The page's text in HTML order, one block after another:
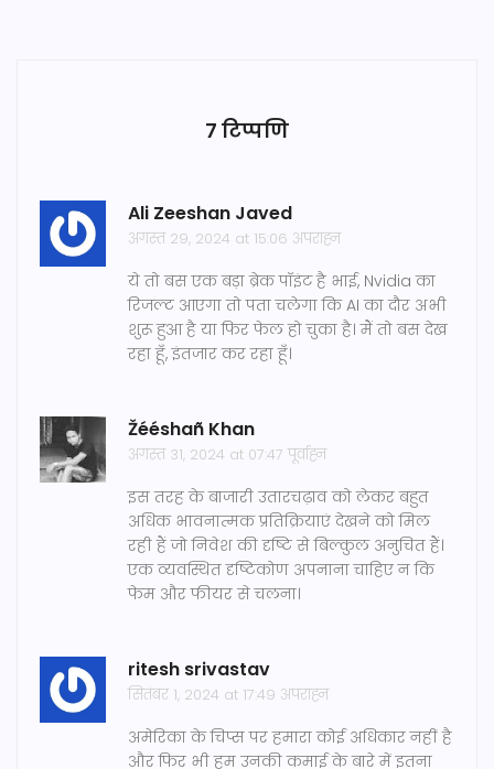
7 टिप्पणि
Ali Zeeshan Javed
अगस्त 29, 2024 at 15:06 अपराह्न
ये तो बस एक बड़ा ब्रेक पॉइंट है भाई, Nvidia का
रिजल्ट आएगा तो पता चलेगा कि AI का दौर अभी
शुरू हुआ है या फिर फेल हो चुका है। मैं तो बस देख
रहा हूँ, इंतजार कर रहा हूँ।
Žééshañ Khan
अगस्त 31, 2024 at 07:47 पूर्वाह्न
इस तरह के बाजारी उतारचढ़ाव को लेकर बहुत
अधिक भावनात्मक प्रतिक्रियाएं देखने को मिल
रही हैं जो निवेश की दृष्टि से बिल्कुल अनुचित हैं।
एक व्यवस्थित दृष्टिकोण अपनाना चाहिए न कि
फेम और फीयर से चलना।
ritesh srivastav
सितंबर 1, 2024 at 17:49 अपराह्न
अमेरिका के चिप्स पर हमारा कोई अधिकार नहीं है
और फिर भी हम उनकी कमाई के बारे में इतना